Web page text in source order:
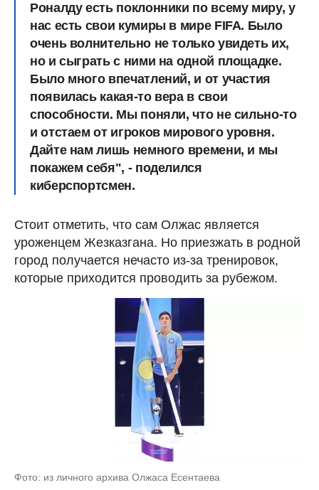
Роналду есть поклонники по всему миру, у
нас есть свои кумиры в мире FIFA. Было
очень волнительно не только увидеть их,
но и сыграть с ними на одной площадке.
Было много впечатлений, и от участия
появилась какая-то вера в свои
способности. Мы поняли, что не сильно-то
и отстаем от игроков мирового уровня.
Дайте нам лишь немного времени, и мы
покажем себя", - поделился
киберспортсмен.
Стоит отметить, что сам Олжас является
уроженцем Жезказгана. Но приезжать в родной
город получается нечасто из-за тренировок,
которые приходится проводить за рубежом.
Фото: из личного архива Олжаса Есентаева